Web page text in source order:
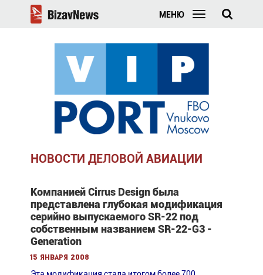
МЕНЮ
НОВОСТИ ДЕЛОВОЙ АВИАЦИИ
Компанией Cirrus Design была
представлена глубокая модификация
серийно выпускаемого SR-22 под
собственным названием SR-22-G3 -
Generation
15 января 2008